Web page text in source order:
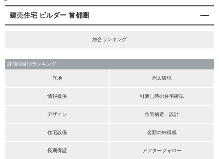
建売住宅 ビルダー 首都圏
総合ランキング
評価項目別ランキング
立地 周辺環境
情報提供 引渡し時の住宅確認
デザイン 住宅構造・設計
住宅設備 金額の納得感
長期保証 アフターフォロー